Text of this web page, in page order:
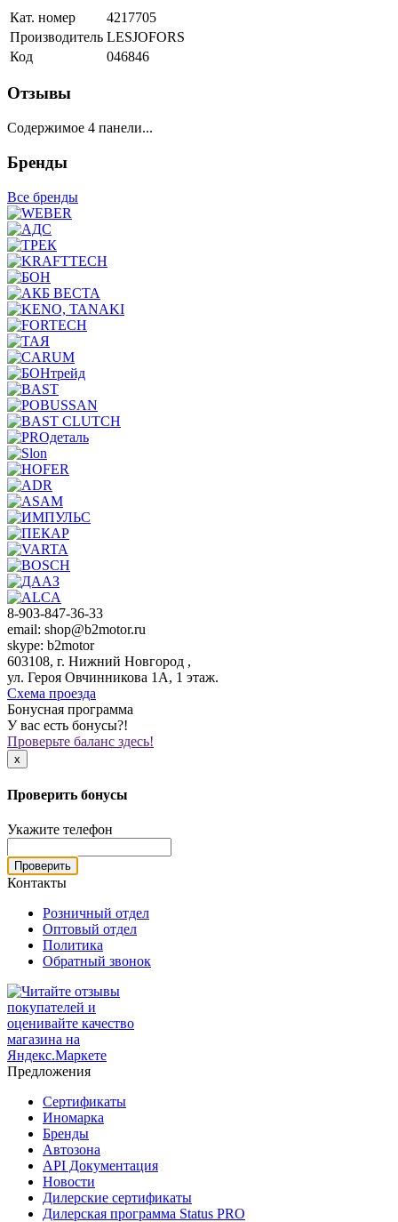
Кат. номер
4217705
Производитель LESJOFORS
Код
046846
Отзывы
Содержимое 4 панели...
Бренды
Все бренды
8-903-847-36-33
email: shop@b2motor.ru
skype: b2motor
603108, г. Нижний Новгород ,
ул. Героя Овчинникова 1А, 1 этаж.
Схема проезда
Бонусная программа
У вас есть бонусы?!
Проверьте баланс здесь!
x
Проверить бонусы
Укажите телефон
Проверить
Контакты
Розничный отдел
Оптовый отдел
Политика
Обратный звонок
Предложения
Сертификаты
Иномарка
Бренды
Автозона
API Документация
Новости
Дилерские сертификаты
Дилерская программа Status PRO